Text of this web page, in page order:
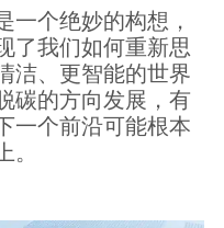
一个绝妙的构想，
了我们如何重新思
洁、更智能的世界
碳的方向发展，有
一个前沿可能根本